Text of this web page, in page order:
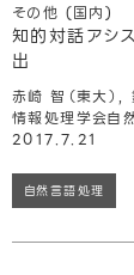
その他 (国内)
知的対話アシ
出
赤崎 智（東大）
情報処理学会自
2017.7.21
自然言語処理